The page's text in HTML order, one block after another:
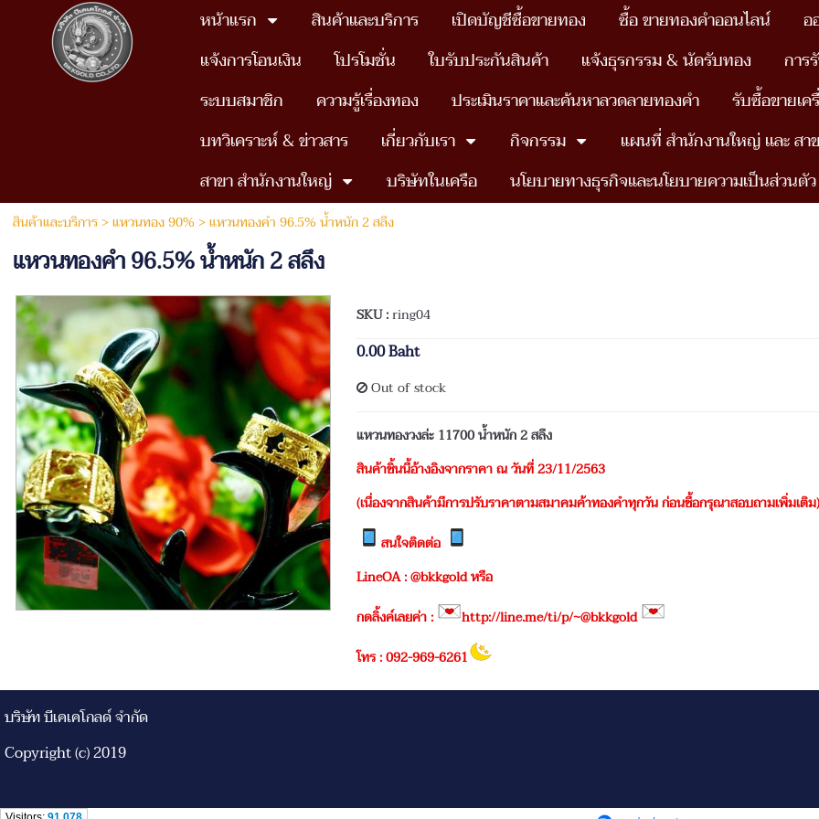
หน้าแรก สินค้าและบริการ เปิดบัญชีซื้อขายทอง ซื้อ ขายทองคำออนไลน์
อ
แจ้งการโอนเงิน
โปรโมชั่น ใบรับประกันสินค้า แจ้งธุรกรรม & นัดรับทอง
การ
ระบบสมาชิก
ความรู้เรื่องทอง ประเมินราคาและค้นหาลวดลายทองคำ
รับซื้อขายเ
บทวิเคราะห์ & ข่าวสาร
เกี่ยวกับเรา กิจกรรม
แผนที่ สำนักงานใหญ่ เเละ สา
สาขา สำนักงานใหญ่
บริษัทในเครือ นโยบายทางธุรกิจและนโยบายความเป็นส่วนตัว
สินค้าและบริการ>แหวนทอง 90% > แหวนทองคำ 96.5% นํ้าหนัก 2 สลึง
แหวนทองคำ 96.5% นํ้าหนัก 2 สลึง
SKU :ring04
0.00 Baht
Out of stock
แหวนทองวงล่ะ 11700 น้ำหนัก 2 สลึง
สินค้าชิ้นนี้อ้างอิงจากราคา ณ วันที่ 23/11/2563
(เนื่องจากสินค้ามีการปรับราคาตามสมาคมค้าทองคำทุกวัน ก่อนซื้อกรุณาสอบถามเพิ่มเติม)
สนใจติดต่อ
LineOA : @bkkgold หรือ
กดลิ้งค์เลยค่า :
http://line.me/ti/p/~@bkkgold
โทร : 092-969-6261
บริษัท บีเคเคโกลด์ จำกัด
Copyright (c) 2019